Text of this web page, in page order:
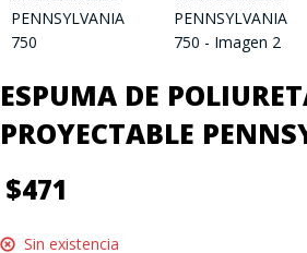
ESPUMA DE
PROYECTABLE
$471
Sin existencia